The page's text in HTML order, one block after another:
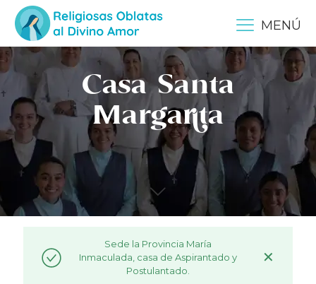
MENÚ
Casa Santa
Margarita
Sede la Provincia María
Inmaculada, casa de Aspirantado y
Postulantado.
✕